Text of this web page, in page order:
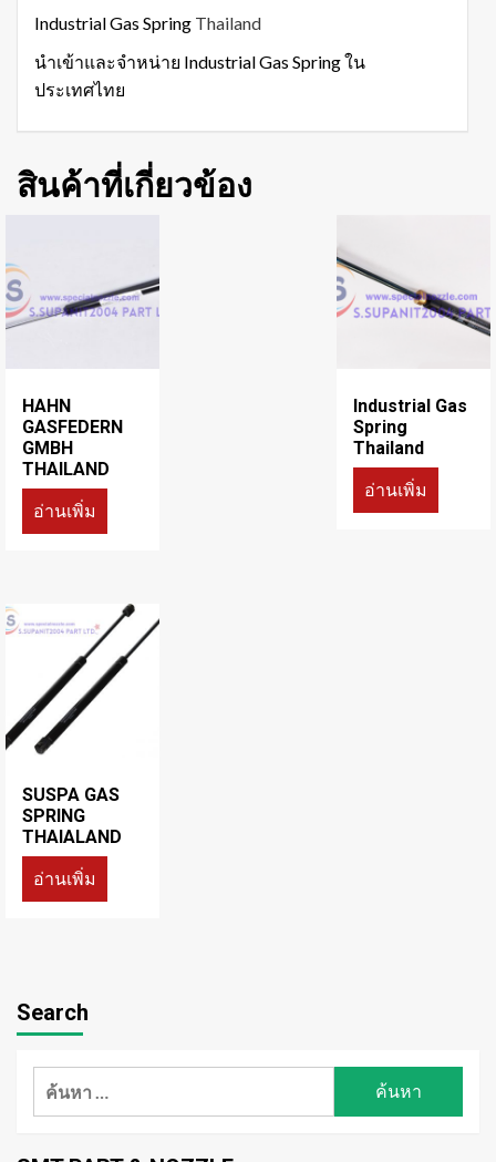
Industrial Gas Spring Thailand
นำเข้าและจำหน่าย Industrial Gas Spring ใน
ประเทศไทย
สินค้าที่เกี่ยวข้อง
HAHN
GASFEDERN
GMBH
THAILAND
อ่านเพิ่ม
Industrial Gas
Spring
Thailand
อ่านเพิ่ม
SUSPA GAS
SPRING
THAIALAND
อ่านเพิ่ม
Search
ค้นหา